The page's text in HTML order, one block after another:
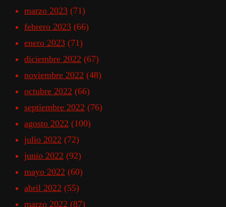
marzo 2023 (71)
febrero 2023 (66)
enero 2023 (71)
diciembre 2022 (67)
noviembre 2022 (48)
octubre 2022 (66)
septiembre 2022 (76)
agosto 2022 (100)
julio 2022 (72)
junio 2022 (92)
mayo 2022 (60)
abril 2022 (55)
marzo 2022 (87)